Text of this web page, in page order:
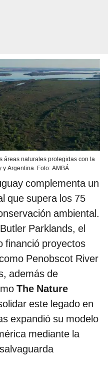
áreas naturales protegidas con la
Argentina. Foto: AMBÁ
complementa un
que supera los 75
ambiental.
Parklands, el
financió proyectos
Penobscot River
además de
The Nature
este legado en
expandió su modelo
mediante la